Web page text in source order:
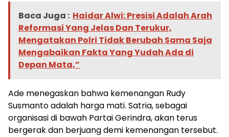
Baca Juga : Haidar Alwi: Presisi Adalah Arah
Reformasi Yang Jelas Dan Terukur,
Mengatakan Polri Tidak Berubah Sama Saja
Mengabaikan Fakta Yang Yudah Ada di
Depan Mata,”
Ade menegaskan bahwa kemenangan Rudy
Susmanto adalah harga mati. Satria, sebagai
organisasi di bawah Partai Gerindra, akan terus
bergerak dan berjuang demi kemenangan tersebut.